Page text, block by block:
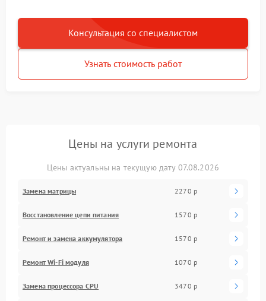
Консультация со специалистом
Узнать стоимость работ
Цены на услуги ремонта
Цены актуальны на текущую дату 07.08.2026
Замена матрицы 2270 р
Восстановление цепи питания 1570 р
Ремонт и замена аккумулятора 1570 р
Ремонт Wi-Fi модуля 1070 р
Замена процессора CPU 3470 р